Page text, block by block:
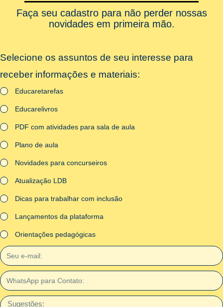
Faça seu cadastro para não perder nossas
novidades em primeira mão.
Selecione os assuntos de seu interesse para
receber informações e materiais:
Educaretarefas
Educarelivros
PDF com atividades para sala de aula
Plano de aula
Novidades para concurseiros
Atualização LDB
Dicas para trabalhar com inclusão
Lançamentos da plataforma
Orientações pedagógicas